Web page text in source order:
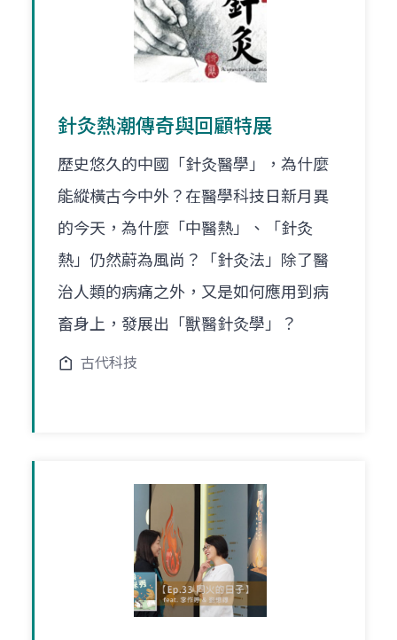
針灸熱潮傳奇與回顧特展
歷史悠久的中國「針灸醫學」，為什麼
能縱橫古今中外？在醫學科技日新月異
的今天，為什麼「中醫熱」、「針灸
熱」仍然蔚為風尚？「針灸法」除了醫
治人類的病痛之外，又是如何應用到病
畜身上，發展出「獸醫針灸學」？
古代科技